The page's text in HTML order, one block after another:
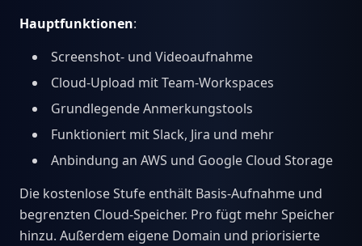
Hauptfunktionen:
Screenshot- und Videoaufnahme
Cloud-Upload mit Team-Workspaces
Grundlegende Anmerkungstools
Funktioniert mit Slack, Jira und mehr
Anbindung an AWS und Google Cloud Storage
Die kostenlose Stufe enthält Basis-Aufnahme und
begrenzten Cloud-Speicher. Pro fügt mehr Speicher
hinzu. Außerdem eigene Domain und priorisierte